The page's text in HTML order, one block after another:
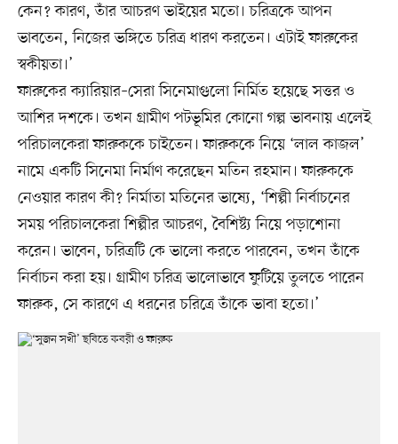
কেন? কারণ, তাঁর আচরণ ভাইয়ের মতো। চরিত্রকে আপন
ভাবতেন, নিজের ভঙ্গিতে চরিত্র ধারণ করতেন। এটাই ফারুকের
স্বকীয়তা।’
ফারুকের ক্যারিয়ার–সেরা সিনেমাগুলো নির্মিত হয়েছে সত্তর ও
আশির দশকে। তখন গ্রামীণ পটভূমির কোনো গল্প ভাবনায় এলেই
পরিচালকেরা ফারুককে চাইতেন। ফারুককে নিয়ে ‘লাল কাজল’
নামে একটি সিনেমা নির্মাণ করেছেন মতিন রহমান। ফারুককে
নেওয়ার কারণ কী? নির্মাতা মতিনের ভাষ্যে, ‘শিল্পী নির্বাচনের
সময় পরিচালকেরা শিল্পীর আচরণ, বৈশিষ্ট্য নিয়ে পড়াশোনা
করেন। ভাবেন, চরিত্রটি কে ভালো করতে পারবেন, তখন তাঁকে
নির্বাচন করা হয়। গ্রামীণ চরিত্র ভালোভাবে ফুটিয়ে তুলতে পারেন
ফারুক, সে কারণে এ ধরনের চরিত্রে তাঁকে ভাবা হতো।’